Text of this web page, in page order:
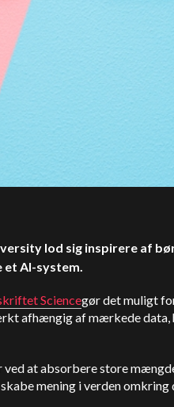
lod sig inspirere af
AI-system.
Sciencegør det muligt
afhængig af mærkede data,
at absorbere store
mening i verden omkring